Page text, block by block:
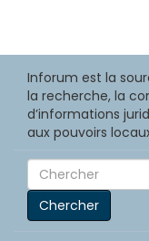
Inforum est la
la recherche, la
d’informations
aux pouvoirs
Chercher